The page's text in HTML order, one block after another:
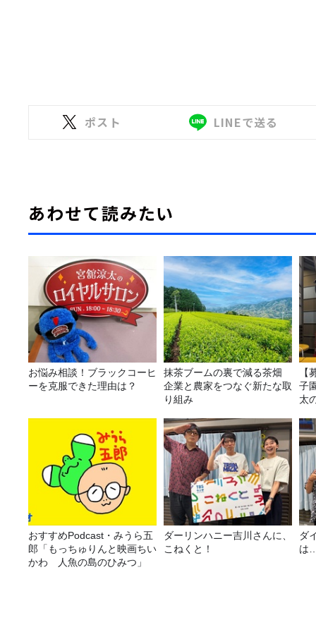
ポスト LINEで送る
あわせて読みたい
お悩み相談！ブラックコーヒ
ーを克服できた理由は？
抹茶ブームの裏で減る茶畑
企業と農家をつなぐ新たな取
り組み
子
太
おすすめPodcast・みうら五
郎「もっちゅりんと映画ちい
かわ 人魚の島のひみつ」
ダーリンハニー吉川さんに、
こねくと！
ダ
は